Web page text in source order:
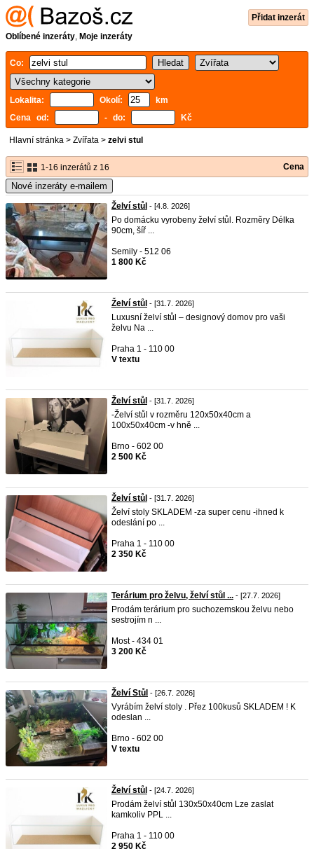
Přidat inzerát
Oblíbené inzeráty, Moje inzeráty
Co:
Lokalita: Okolí:
km
Cena od:
- do: Kč
Hlavní stránka > Zvířata > zelvi stul
1-16 inzerátů z 16 Cena
Nové inzeráty e-mailem
Želví stůl - [4.8. 2026]
Po domácku vyrobeny želví stůl. Rozměry Délka
90cm, šíř ...
Semily - 512 06
1 800 Kč
Želví stůl - [31.7. 2026]
Luxusní želví stůl – designový domov pro vaši
želvu Na ...
Praha 1 - 110 00
V textu
Želví stůl - [31.7. 2026]
-Želví stůl v rozměru 120x50x40cm a
100x50x40cm -v hně ...
Brno - 602 00
2 500 Kč
Želví stůl - [31.7. 2026]
Želví stoly SKLADEM -za super cenu -ihned k
odeslání po ...
Praha 1 - 110 00
2 350 Kč
Terárium pro želvu, želví stůl ... - [27.7. 2026]
Prodám terárium pro suchozemskou želvu nebo
sestrojím n ...
Most - 434 01
3 200 Kč
Želví Stůl - [26.7. 2026]
Vyrábím želví stoly . Přez 100kusů SKLADEM ! K
odeslan ...
Brno - 602 00
V textu
Želví stůl - [24.7. 2026]
Prodám želví stůl 130x50x40cm Lze zaslat
kamkoliv PPL ...
Praha 1 - 110 00
2 950 Kč